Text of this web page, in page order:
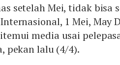
setelah Mei, tidak bisa
1 Mei, May
media usai
pekan lalu (4/4).